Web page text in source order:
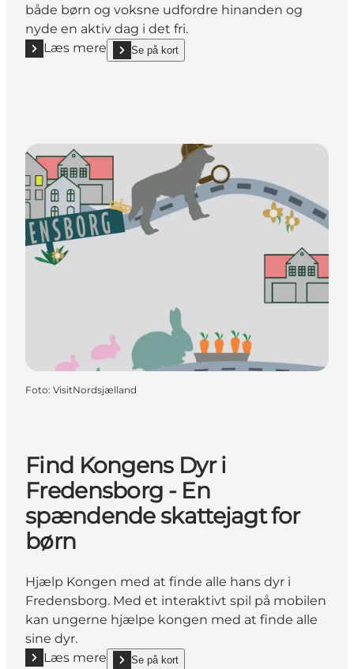
både børn og voksne udfordre hinanden og
nyde en aktiv dag i det fri.
Læs mere
Læs mere "Fodboldgolf i Gribskov – sjov for hele
Se på kort
show Fodboldgolf i Gribskov – sjov for hele familien
Foto: VisitNordsjælland
Find Kongens Dyr i
Fredensborg - En
spændende skattejagt for
børn
Hjælp Kongen med at finde alle hans dyr i
Fredensborg. Med et interaktivt spil på mobilen
kan ungerne hjælpe kongen med at finde alle
sine dyr.
Læs mere
Læs mere "Find Kongens Dyr i Fredensborg - En
Se på kort
show Find Kongens Dyr i Fredensborg - En